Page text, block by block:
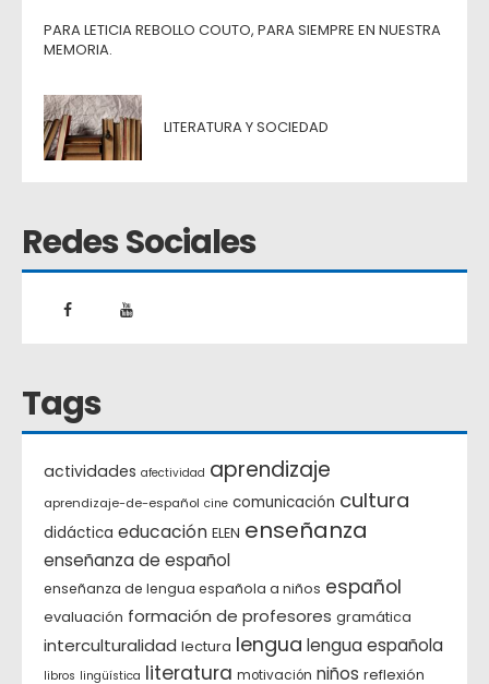
PARA LETICIA REBOLLO COUTO, PARA SIEMPRE EN NUESTRA
MEMORIA.
LITERATURA Y SOCIEDAD
Redes Sociales
Tags
actividades afectividad aprendizaje
aprendizaje-de-español cine comunicación cultura
didáctica educación ELEN enseñanza
enseñanza de español
enseñanza de lengua española a niños español
evaluación formación de profesores gramática
interculturalidad lectura lengua lengua española
libros lingüística literatura motivación niños reflexión